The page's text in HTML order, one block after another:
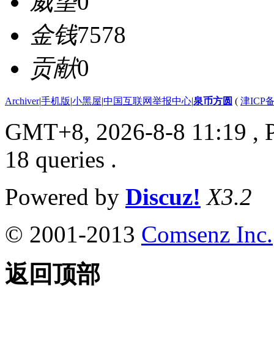
金钱7578
贡献0
Archiver|手机版|小黑屋|中国互联网举报中心|泉币方圆 ( 津ICP
GMT+8, 2026-8-8 11:19 ,
18 queries .
Powered by Discuz! X3.2
© 2001-2013 Comsenz Inc.
返回顶部